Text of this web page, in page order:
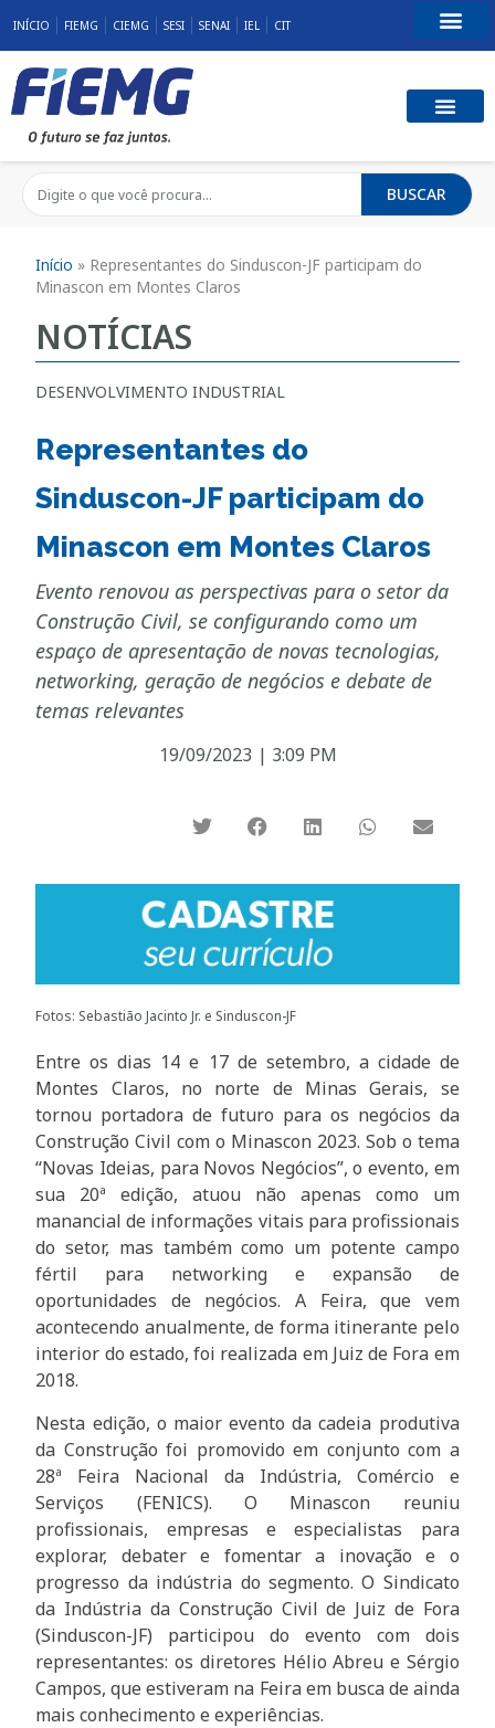
INÍCIO FIEMG CIEMG SESI SENAI IEL CIT
BUSCAR
Início » Representantes do Sinduscon-JF participam do
Minascon em Montes Claros
NOTÍCIAS
DESENVOLVIMENTO INDUSTRIAL
Representantes do
Sinduscon-JF participam do
Minascon em Montes Claros
Evento renovou as perspectivas para o setor da
Construção Civil, se configurando como um
espaço de apresentação de novas tecnologias,
networking, geração de negócios e debate de
temas relevantes
19/09/2023 | 3:09 PM
Fotos: Sebastião Jacinto Jr. e Sinduscon-JF
Entre os dias 14 e 17 de setembro, a cidade de
Montes Claros, no norte de Minas Gerais, se
tornou portadora de futuro para os negócios da
Construção Civil com o Minascon 2023. Sob o tema
“Novas Ideias, para Novos Negócios”, o evento, em
sua 20ª edição, atuou não apenas como um
manancial de informações vitais para profissionais
do setor, mas também como um potente campo
fértil para networking e expansão de
oportunidades de negócios. A Feira, que vem
acontecendo anualmente, de forma itinerante pelo
interior do estado, foi realizada em Juiz de Fora em
2018.
Nesta edição, o maior evento da cadeia produtiva
da Construção foi promovido em conjunto com a
28ª Feira Nacional da Indústria, Comércio e
Serviços (FENICS). O Minascon reuniu
profissionais, empresas e especialistas para
explorar, debater e fomentar a inovação e o
progresso da indústria do segmento. O Sindicato
da Indústria da Construção Civil de Juiz de Fora
(Sinduscon-JF) participou do evento com dois
representantes: os diretores Hélio Abreu e Sérgio
Campos, que estiveram na Feira em busca de ainda
mais conhecimento e experiências.